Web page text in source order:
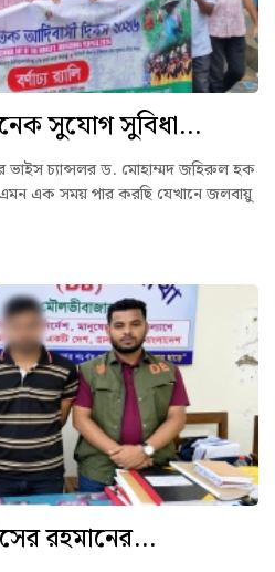
সুযোগ সুবিধা...
ভাইস চ্যান্সলর ড. মোহাম্মদ জহিরুল হক
এক সময় পার করছি যেখানে জলবায়ু
রহমানের...